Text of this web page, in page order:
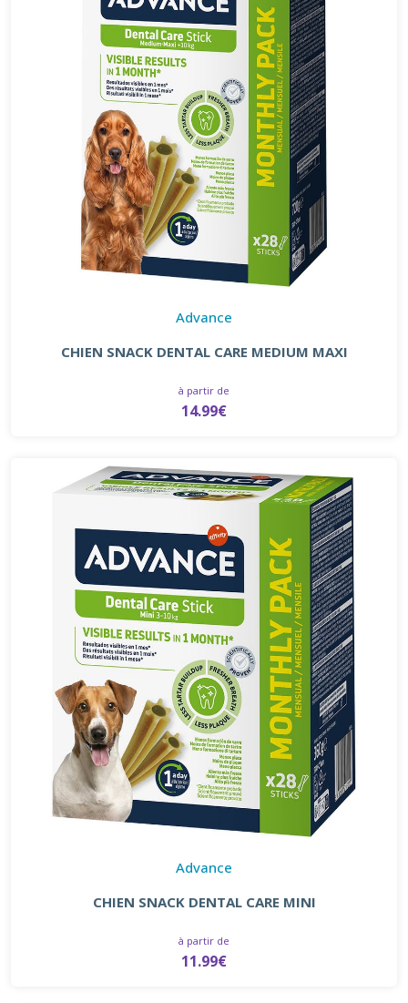
Advance
CHIEN SNACK DENTAL CARE MEDIUM MAXI
à partir de
14.99€
Advance
CHIEN SNACK DENTAL CARE MINI
à partir de
11.99€